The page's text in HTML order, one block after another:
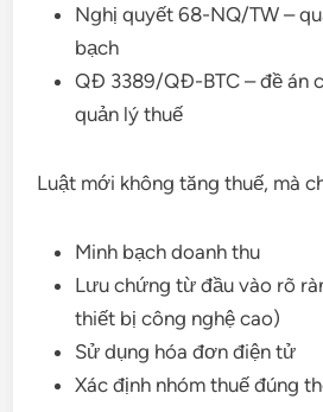
Nghị quyết 68-NQ/TW –
bạch
QĐ 3389/QĐ-BTC – đề án
quản lý thuế
Luật mới không tăng thuế, mà
Minh bạch doanh thu
Lưu chứng từ đầu vào rõ
thiết bị công nghệ cao)
Sử dụng hóa đơn điện tử
Xác định nhóm thuế đúng